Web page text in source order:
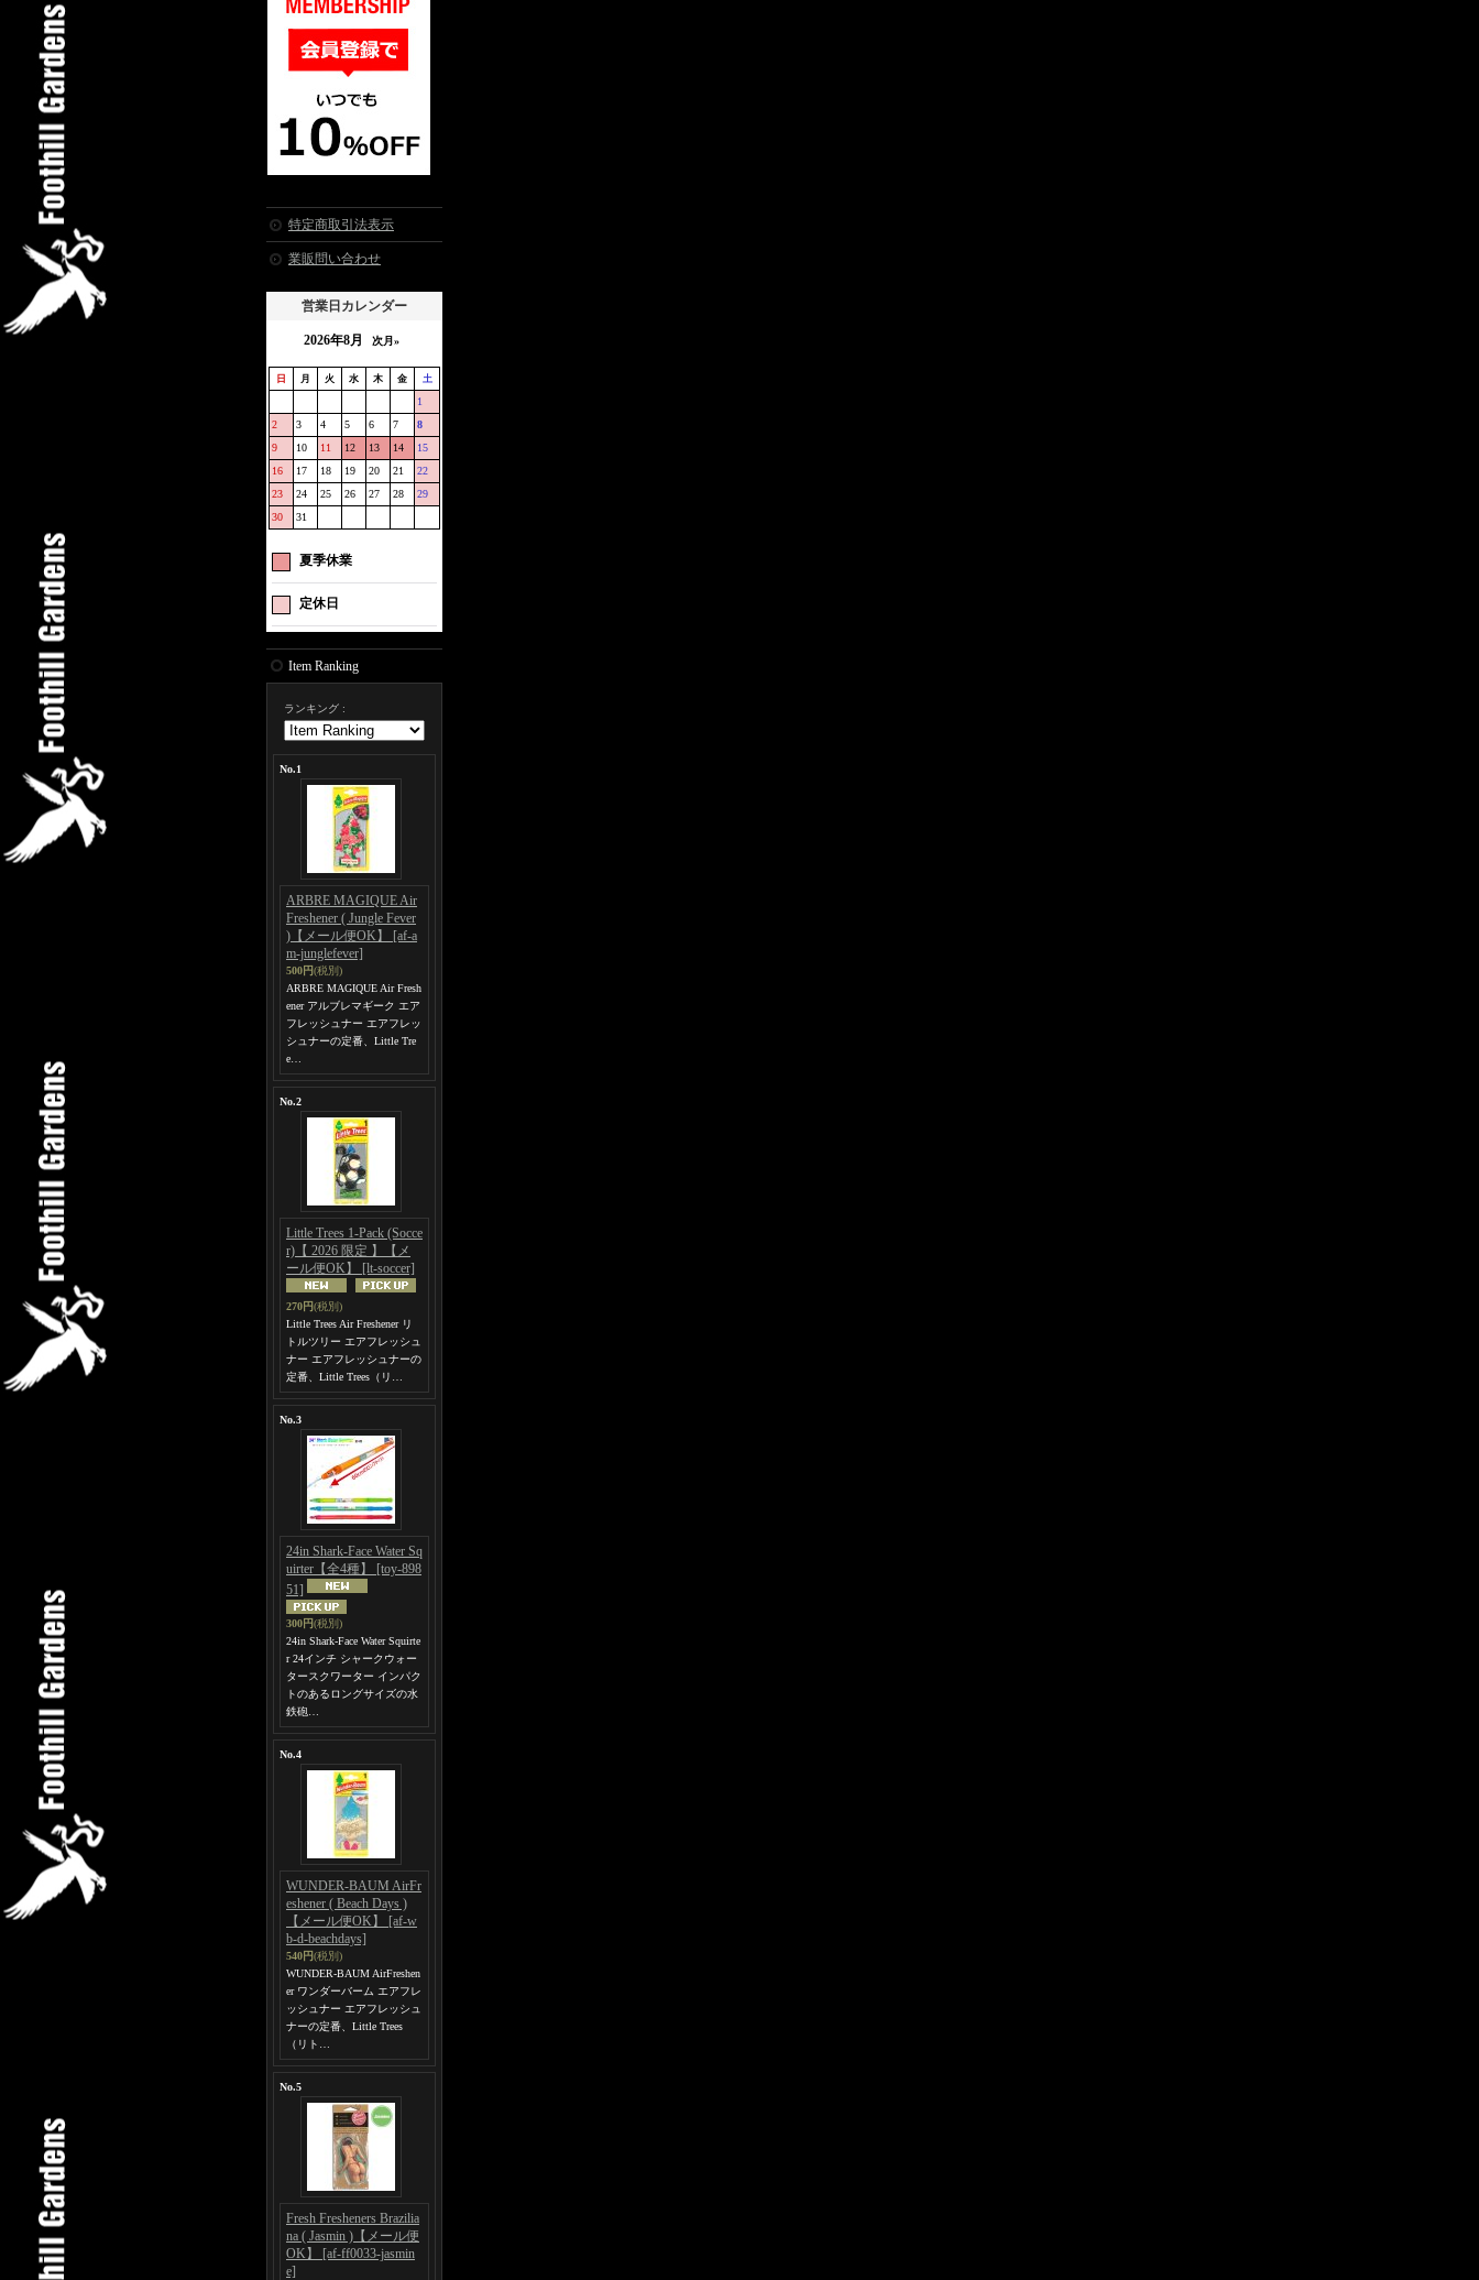
特定商取引法表示
業販問い合わせ
営業日カレンダー
2026年8月 次月»
日 月 火 水 木 金 土
1
2
3 4 5 6 7
8
9
10 11 12 13 14
15
16
17 18 19 20 21
22
23
24 25 26 27 28
29
30
31
夏季休業
定休日
Item Ranking
ランキング :
No.1
ARBRE MAGIQUE Air
Freshener ( Jungle Fever
)【メール便OK】 [af-a
m-junglefever]
500円(税別)
ARBRE MAGIQUE Air Fresh
ener アルブレマギーク エア
フレッシュナー エアフレッ
シュナーの定番、Little Tre
e…
No.2
Little Trees 1-Pack (Socce
r)【 2026 限定 】【メ
ール便OK】 [lt-soccer]
270円(税別)
Little Trees Air Freshener リ
トルツリー エアフレッシュ
ナー エアフレッシュナーの
定番、Little Trees（リ…
No.3
24in Shark-Face Water Sq
uirter【全4種】 [toy-898
51]
300円(税別)
24in Shark-Face Water Squirte
r 24インチ シャークウォー
タースクワーター インパク
トのあるロングサイズの水
鉄砲…
No.4
WUNDER-BAUM AirFr
eshener ( Beach Days )
【メール便OK】 [af-w
b-d-beachdays]
540円(税別)
WUNDER-BAUM AirFreshen
er ワンダーバーム エアフレ
ッシュナー エアフレッシュ
ナーの定番、Little Trees
（リト…
No.5
Fresh Fresheners Brazilia
na ( Jasmin )【メール便
OK】 [af-ff0033-jasmin
e]